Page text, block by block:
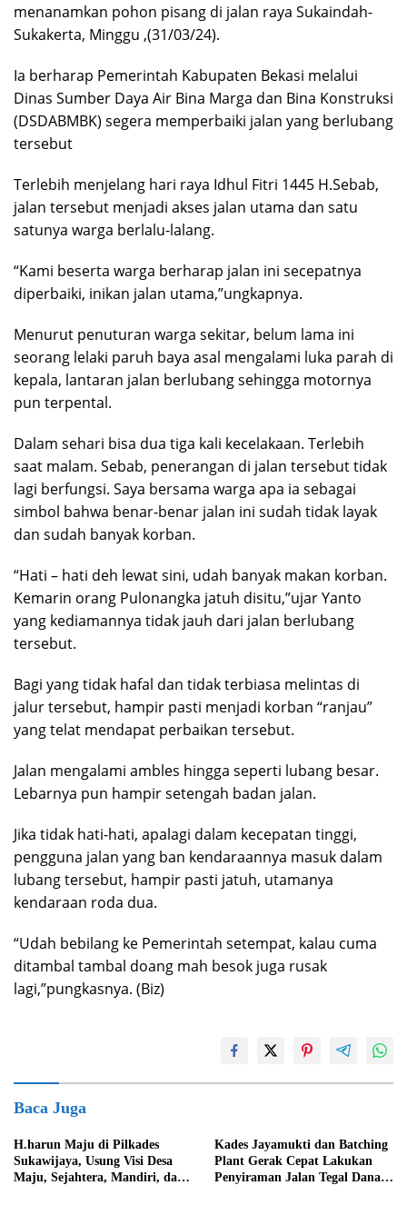
menanamkan pohon pisang di jalan raya Sukaindah-
Sukakerta, Minggu ,(31/03/24).
Ia berharap Pemerintah Kabupaten Bekasi melalui
Dinas Sumber Daya Air Bina Marga dan Bina Konstruksi
(DSDABMBK) segera memperbaiki jalan yang berlubang
tersebut
Terlebih menjelang hari raya Idhul Fitri 1445 H.Sebab,
jalan tersebut menjadi akses jalan utama dan satu
satunya warga berlalu-lalang.
“Kami beserta warga berharap jalan ini secepatnya
diperbaiki, inikan jalan utama,”ungkapnya.
Menurut penuturan warga sekitar, belum lama ini
seorang lelaki paruh baya asal mengalami luka parah di
kepala, lantaran jalan berlubang sehingga motornya
pun terpental.
Dalam sehari bisa dua tiga kali kecelakaan. Terlebih
saat malam. Sebab, penerangan di jalan tersebut tidak
lagi berfungsi. Saya bersama warga apa ia sebagai
simbol bahwa benar-benar jalan ini sudah tidak layak
dan sudah banyak korban.
“Hati – hati deh lewat sini, udah banyak makan korban.
Kemarin orang Pulonangka jatuh disitu,”ujar Yanto
yang kediamannya tidak jauh dari jalan berlubang
tersebut.
Bagi yang tidak hafal dan tidak terbiasa melintas di
jalur tersebut, hampir pasti menjadi korban “ranjau”
yang telat mendapat perbaikan tersebut.
Jalan mengalami ambles hingga seperti lubang besar.
Lebarnya pun hampir setengah badan jalan.
Jika tidak hati-hati, apalagi dalam kecepatan tinggi,
pengguna jalan yang ban kendaraannya masuk dalam
lubang tersebut, hampir pasti jatuh, utamanya
kendaraan roda dua.
“Udah bebilang ke Pemerintah setempat, kalau cuma
ditambal tambal doang mah besok juga rusak
lagi,”pungkasnya. (Biz)
Baca Juga
H.harun Maju di Pilkades
Sukawijaya, Usung Visi Desa
Maju, Sejahtera, Mandiri, dan
Kades Jayamukti dan Batching
Plant Gerak Cepat Lakukan
Penyiraman Jalan Tegal Danas